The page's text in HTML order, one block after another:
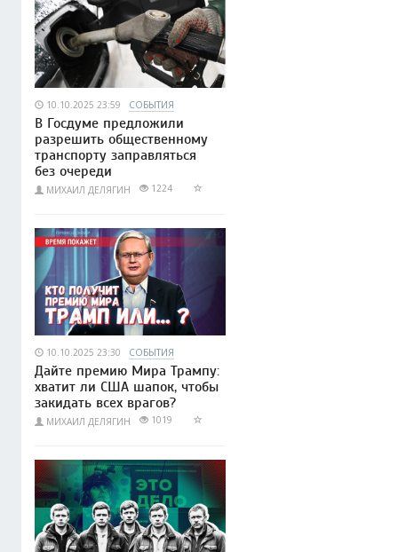
10.10.2025 23:59 СОБЫТИЯ
В Госдуме предложили
разрешить общественному
транспорту заправляться
без очереди
МИХАИЛ ДЕЛЯГИН 1224
10.10.2025 23:30 СОБЫТИЯ
Дайте премию Мира Трампу:
хватит ли США шапок, чтобы
закидать всех врагов?
МИХАИЛ ДЕЛЯГИН 1019